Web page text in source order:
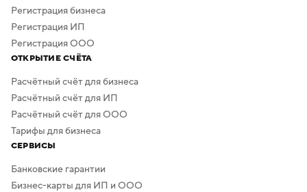
в сервисе предусмотрено скачивание логотипа без
фона.
Регистрация бизнеса
Регистрация ИП
Регистрация ООО
ОТКРЫТИЕ СЧЁТА
Расчётный счёт для бизнеса
Расчётный счёт для ИП
Расчётный счёт для ООО
Тарифы для бизнеса
СЕРВИСЫ
Банковские гарантии
Бизнес-карты для ИП и ООО